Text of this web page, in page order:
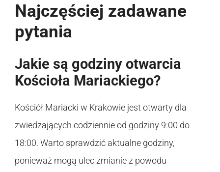
Najczęściej zadawane
pytania
Jakie są godziny otwarcia
Kościoła Mariackiego?
Kościół Mariacki w Krakowie jest otwarty dla
zwiedzających codziennie od godziny 9:00 do
18:00. Warto sprawdzić aktualne godziny,
ponieważ mogą ulec zmianie z powodu